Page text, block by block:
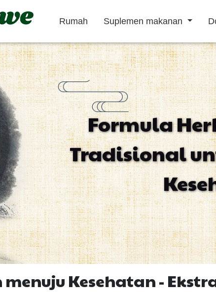
Rumah Suplemen makanan
Suplemen
penurun berat
badan
Suplemen
Kecantikan
Meningkatkan
imun tubuh
Kapsul Bubuk minuman
Formula
Tradisional
menuju Kesehatan -